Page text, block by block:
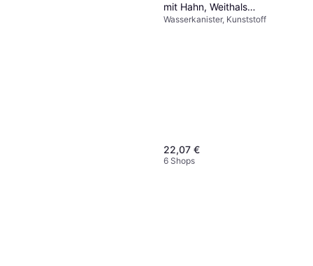
mit Hahn, Weithals
Schraubdeckel,
Wasserkanister, Kunststoff
22,07 €
6 Shops